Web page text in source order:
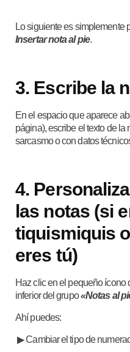
Lo siguiente es simplemente
Insertar nota al pie.
3. Escribe la
En el espacio que aparece
página), escribe el texto de la
sarcasmo o con datos
4.
las notas (si
tiquismiquis
eres tú)
Haz clic en el pequeño ícono
inferior del grupo«Notas al
Ahí puedes:
▶ Cambiar el tipo de